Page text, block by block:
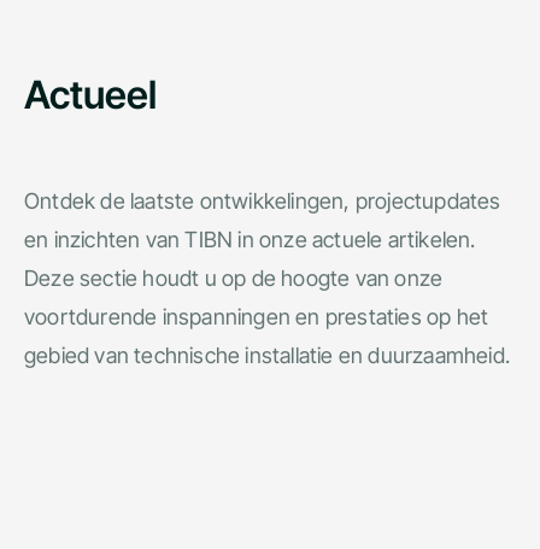
Actueel
Ontdek de laatste ontwikkelingen, projectupdates
en inzichten van TIBN in onze actuele artikelen.
Deze sectie houdt u op de hoogte van onze
voortdurende inspanningen en prestaties op het
gebied van technische installatie en duurzaamheid.